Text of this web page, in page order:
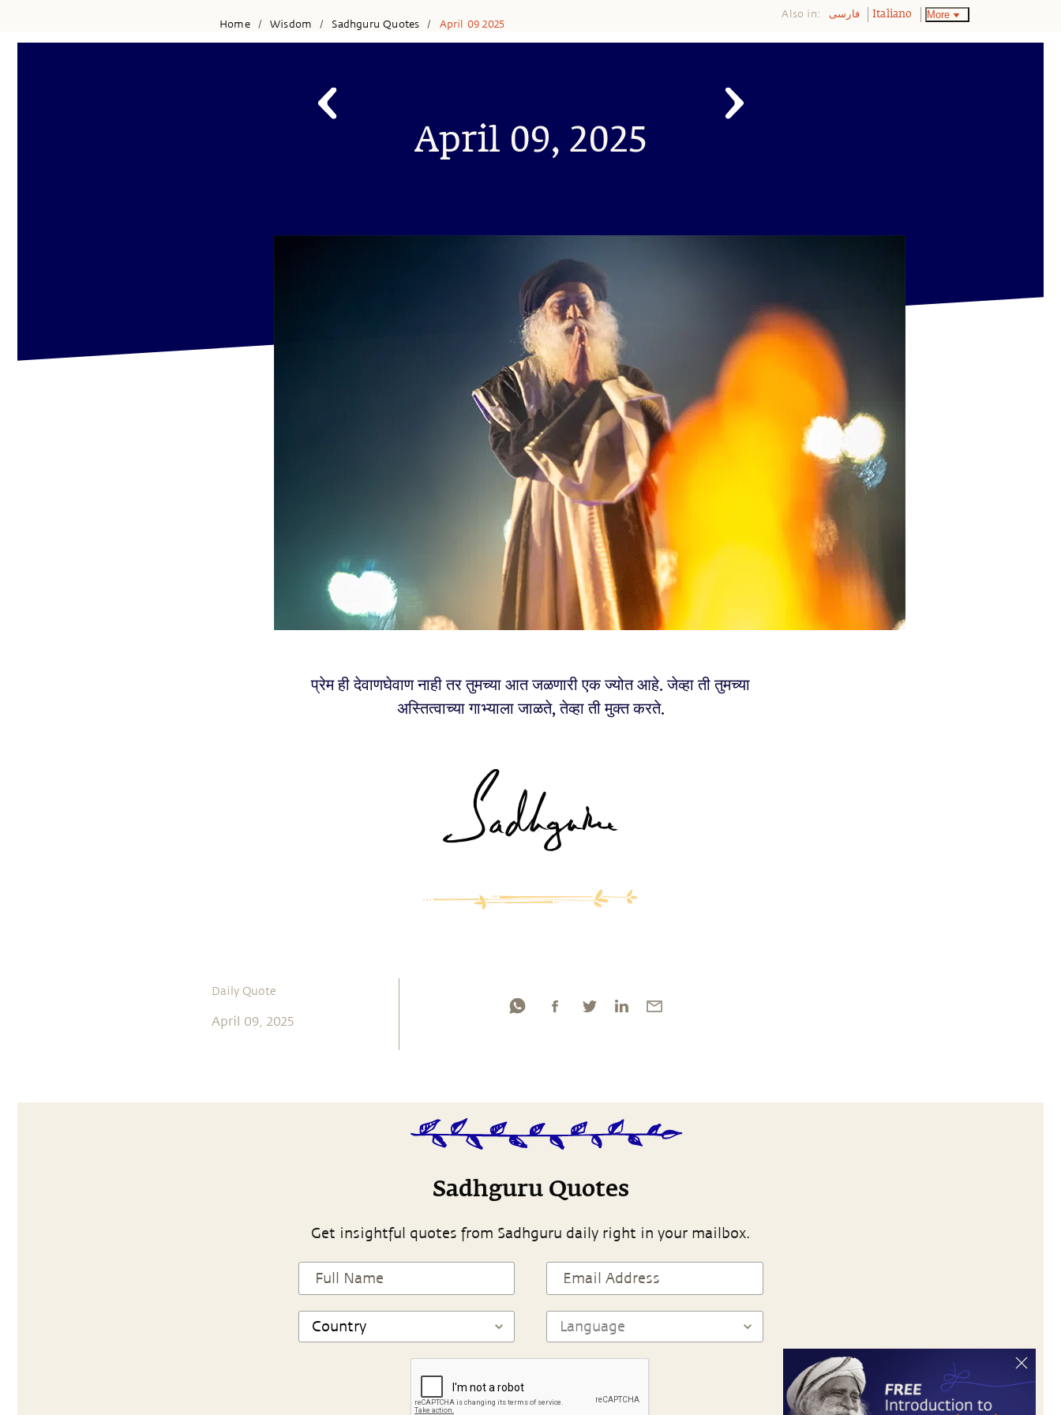
Home / Wisdom / Sadhguru Quotes / April 09 2025
Also in: فارسی Italiano More
April 09, 2025
प्रेम ही देवाणघेवाण नाही तर तुमच्या आत जळणारी एक ज्योत आहे. जेव्हा ती तुमच्या
अस्तित्वाच्या गाभ्याला जाळते, तेव्हा ती मुक्त करते.
Daily Quote
April 09, 2025
Sadhguru Quotes
Get insightful quotes from Sadhguru daily right in your mailbox.